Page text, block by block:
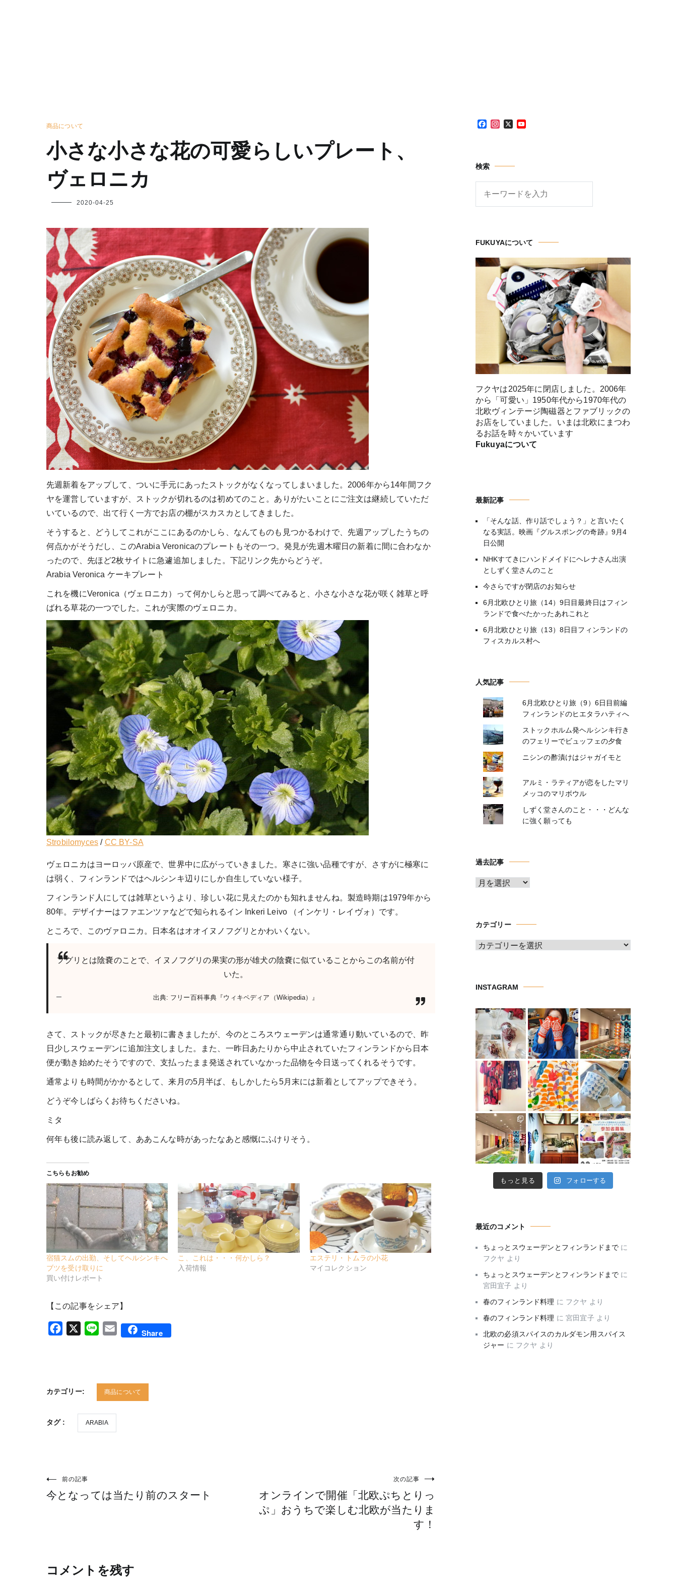
商品について
小さな小さな花の可愛らしいプレート、
ヴェロニカ
フ
2020-04-25
先週新着をアップして、ついに手元にあったストックがなくなってしまいました。2006年から14年間フク
ヤを運営していますが、ストックが切れるのは初めてのこと。ありがたいことにご注文は継続していただ
いているので、出て行く一方でお店の棚がスカスカとしてきました。
そうすると、どうしてこれがここにあるのかしら、なんてものも見つかるわけで、先週アップしたうちの
何点かがそうだし、このArabia Veronicaのプレートもその一つ。発見が先週木曜日の新着に間に合わなか
ったので、先ほど2枚サイトに急遽追加しました。下記リンク先からどうぞ。
Arabia Veronica ケーキプレート
これを機にVeronica（ヴェロニカ）って何かしらと思って調べてみると、小さな小さな花が咲く雑草と呼
ばれる草花の一つでした。これが実際のヴェロニカ。
Strobilomyces / CC BY-SA
ヴェロニカはヨーロッパ原産で、世界中に広がっていきました。寒さに強い品種ですが、さすがに極寒に
は弱く、フィンランドではヘルシンキ辺りにしか自生していない様子。
フィンランド人にしては雑草というより、珍しい花に見えたのかも知れませんね。製造時期は1979年から
80年。デザイナーはファエンツァなどで知られるイン Inkeri Leivo （インケリ・レイヴォ）です。
ところで、このヴァロニカ。日本名はオオイヌノフグリとかわいくない。
フグリとは陰嚢のことで、イヌノフグリの果実の形が雄犬の陰嚢に似ていることからこの名前が付
いた。
出典: フリー百科事典『ウィキペディア（Wikipedia）』
さて、ストックが尽きたと最初に書きましたが、今のところスウェーデンは通常通り動いているので、昨
日少しスウェーデンに追加注文しました。また、一昨日あたりから中止されていたフィンランドから日本
便が動き始めたそうですので、支払ったまま発送されていなかった品物を今日送ってくれるそうです。
通常よりも時間がかかるとして、来月の5月半ば、もしかしたら5月末には新着としてアップできそう。
どうぞ今しばらくお待ちくださいね。
ミタ
何年も後に読み返して、ああこんな時があったなあと感慨にふけりそう。
こちらもお勧め
宿猫スムの出勤、そしてヘルシンキへ
ブツを受け取りに
買い付けレポート
こ、これは・・・何かしら？
入荷情報
エステリ・トムラの小花
マイコレクション
【この記事をシェア】
Facebook
X Line Email Share
カテゴリー: 商品について
タグ : ARABIA
投
稿
ー
前の記事
今となっては当たり前のスタート
次の記事
オンラインで開催「北欧ぷちとりっ
ぷ」おうちで楽しむ北欧が当たりま
す！
コメントを残す
Facebook
Instagram
X
検索
FUKUYAについて
フクヤは2025年に閉店しました。2006年
から「可愛い」1950年代から1970年代の
北欧ヴィンテージ陶磁器とファブリックの
お店をしていました。いまは北欧にまつわ
るお話を時々かいています
Fukuyaについて
最新記事
「そんな話、作り話でしょう？」と言いたく
なる実話。映画『グルスポングの奇跡』9月4
日公開
NHKすてきにハンドメイドにヘレナさん出演
としずく堂さんのこと
今さらですが閉店のお知らせ
6月北欧ひとり旅（14）9日目最終日はフィン
ランドで食べたかったあれこれと
6月北欧ひとり旅（13）8日目フィンランドの
フィスカルス村へ
人気記事
6月北欧ひとり旅（9）6日目前編
フィンランドのヒエタラハティへ
ストックホルム発ヘルシンキ行き
のフェリーでビュッフェの夕食
ニシンの酢漬けはジャガイモと
アルミ・ラティアが恋をしたマリ
メッコのマリボウル
しずく堂さんのこと・・・どんな
に強く願っても
過去記事
ア
ブ
カテゴリー
カ
ー
INSTAGRAM
もっと見る フォローする
最近のコメント
ちょっとスウェーデンとフィンランドまで に
フクヤ より
ちょっとスウェーデンとフィンランドまで に
宮田宜子 より
春のフィンランド料理 に フクヤ より
春のフィンランド料理 に宮田宜子 より
北欧の必須スパイスのカルダモン用スパイス
ジャー に フクヤ より